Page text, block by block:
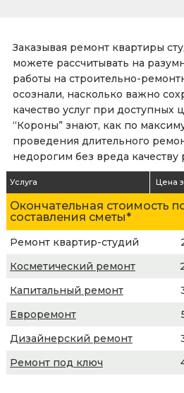
Заказывая ремонт квартиры
можете рассчитывать на
работы на строительно-
осознали, насколько важно
качество услуг при доступных
“Короны” знают, как по
проведения длительного
недорогим без вреда качеству
Услуга Цена
Окончательная стоимость
составления сметы*
Ремонт квартир-студий
Косметический ремонт
Капитальный ремонт
Евроремонт
Дизайнерский ремонт
Ремонт под ключ